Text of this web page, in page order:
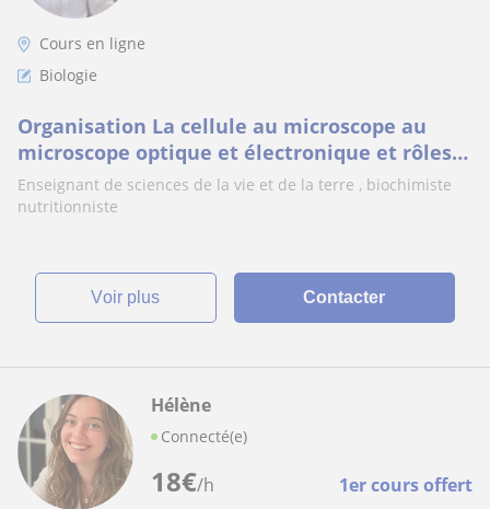
Cours en ligne
Biologie
Organisation La cellule au microscope au
microscope optique et électronique et rôles
des organites cellulaires
Enseignant de sciences de la vie et de la terre , biochimiste
nutritionniste
voir plus Contacter
18€/h 1er cours offert
Hélène
Connecté(e)